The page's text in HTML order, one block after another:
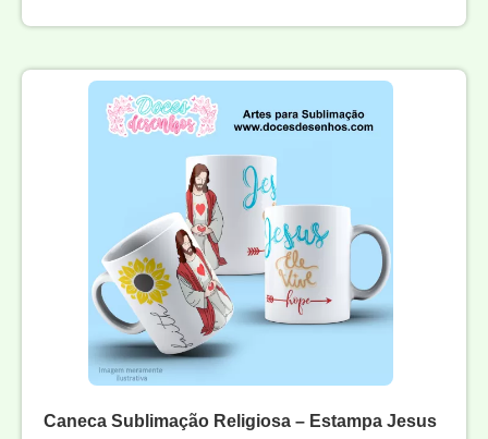
Caneca Sublimação Religiosa – Estampa Jesus